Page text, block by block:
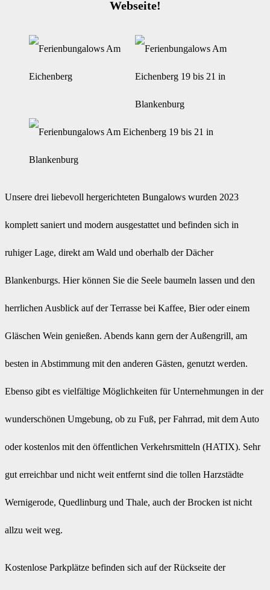
Webseite!
Unsere drei liebevoll hergerichteten Bungalows wurden 2023
komplett saniert und modern ausgestattet und befinden sich in
ruhiger Lage, direkt am Wald und oberhalb der Dächer
Blankenburgs. Hier können Sie die Seele baumeln lassen und den
herrlichen Ausblick auf der Terrasse bei Kaffee, Bier oder einem
Gläschen Wein genießen. Abends kann gern der Außengrill, am
besten in Abstimmung mit den anderen Gästen, genutzt werden.
Ebenso gibt es vielfältige Möglichkeiten für Unternehmungen in der
wunderschönen Umgebung, ob zu Fuß, per Fahrrad, mit dem Auto
oder kostenlos mit den öffentlichen Verkehrsmitteln (HATIX). Sehr
gut erreichbar und nicht weit entfernt sind die tollen Harzstädte
Wernigerode, Quedlinburg und Thale, auch der Brocken ist nicht
allzu weit weg.
Kostenlose Parkplätze befinden sich auf der Rückseite der